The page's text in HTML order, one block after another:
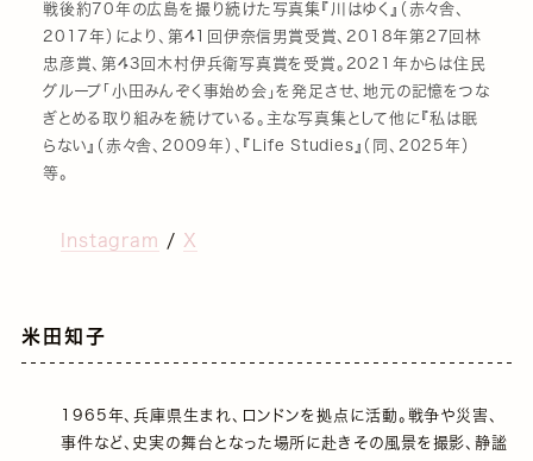
戦後約70年の広島を撮り続けた写真集『川はゆく』（赤々舎、
2017年）により、第41回伊奈信男賞受賞、2018年第27回林
忠彦賞、第43回木村伊兵衛写真賞を受賞。2021年からは住民
グループ「小田みんぞく事始め会」を発足させ、地元の記憶をつな
ぎとめる取り組みを続けている。主な写真集として他に『私は眠
らない』（赤々舎、2009年）、『Life Studies』（同、2025年）
等。
Instagram / X
米田知子
1965年、兵庫県生まれ、ロンドンを拠点に活動。戦争や災害、
事件など、史実の舞台となった場所に赴きその風景を撮影、静謐